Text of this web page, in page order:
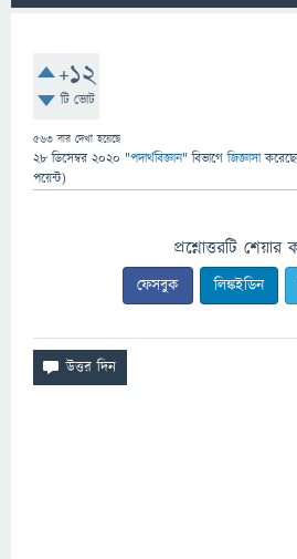
+12
টি ভোট
563 বার দেখা হয়েছে
28 ডিসেম্বর 2020 "পদার্থবিজ্ঞান" বিভাগে জিজ্ঞাসা
পয়েন্ট)
প্রশ্নোত্তরটি
ফেসবুক লিঙ্কইডিন